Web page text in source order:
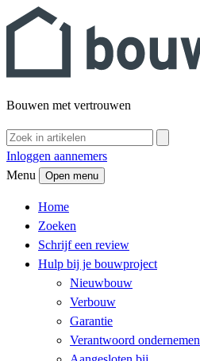
Bouwen met vertrouwen
Inloggen aannemers
Menu
Open menu
Home
Zoeken
Schrijf een review
Hulp bij je bouwproject
Nieuwbouw
Verbouw
Garantie
Verantwoord ondernemen